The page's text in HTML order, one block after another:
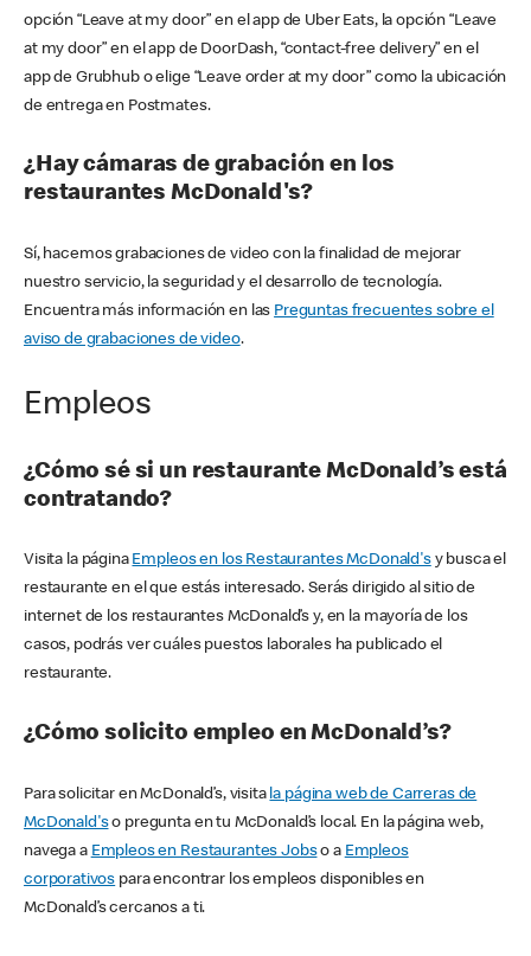
opción “Leave at my door” en el app de Uber Eats, la opción “Leave
at my door” en el app de DoorDash, “contact-free delivery” en el
app de Grubhub o elige “Leave order at my door” como la ubicación
de entrega en Postmates.
¿Hay cámaras de grabación en los
restaurantes McDonald's?
Sí, hacemos grabaciones de video con la finalidad de mejorar
nuestro servicio, la seguridad y el desarrollo de tecnología.
Encuentra más información en las Preguntas frecuentes sobre el
aviso de grabaciones de video.
Empleos
¿Cómo sé si un restaurante McDonald’s está
contratando?
Visita la página Empleos en los Restaurantes McDonald'sy busca el
restaurante en el que estás interesado. Serás dirigido al sitio de
internet de los restaurantes McDonald’s y, en la mayoría de los
casos, podrás ver cuáles puestos laborales ha publicado el
restaurante.
¿Cómo solicito empleo en McDonald’s?
Para solicitar en McDonald’s, visita la página web de Carreras de
McDonald'so pregunta en tu McDonald’s local. En la página web,
navega a Empleos en Restaurantes Jobso a Empleos
corporativos para encontrar los empleos disponibles en
McDonald’s cercanos a ti.